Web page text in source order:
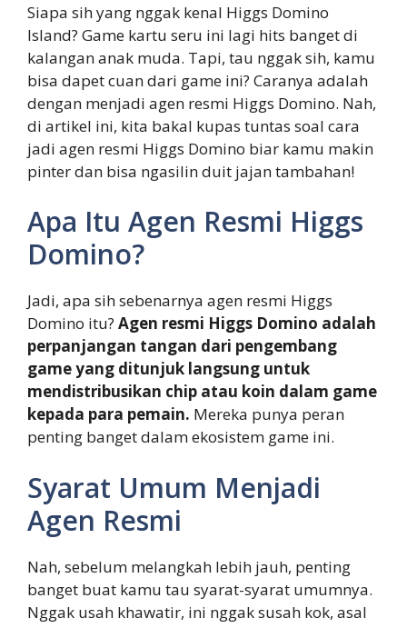
Siapa sih yang nggak kenal Higgs Domino
Island? Game kartu seru ini lagi hits banget di
kalangan anak muda. Tapi, tau nggak sih, kamu
bisa dapet cuan dari game ini? Caranya adalah
dengan menjadi agen resmi Higgs Domino. Nah,
di artikel ini, kita bakal kupas tuntas soal cara
jadi agen resmi Higgs Domino biar kamu makin
pinter dan bisa ngasilin duit jajan tambahan!
Apa Itu Agen Resmi Higgs
Domino?
Jadi, apa sih sebenarnya agen resmi Higgs
Domino itu? Agen resmi Higgs Domino adalah
perpanjangan tangan dari pengembang
game yang ditunjuk langsung untuk
mendistribusikan chip atau koin dalam game
kepada para pemain. Mereka punya peran
penting banget dalam ekosistem game ini.
Syarat Umum Menjadi
Agen Resmi
Nah, sebelum melangkah lebih jauh, penting
banget buat kamu tau syarat-syarat umumnya.
Nggak usah khawatir, ini nggak susah kok, asal